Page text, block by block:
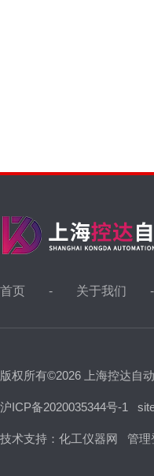
首页 关于我们
版权所有©2026 上海控达自
沪ICP备2020035344号-1
技术支持： 化工仪器网 管理